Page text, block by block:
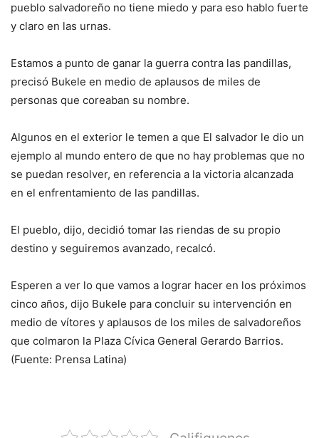
pueblo salvadoreño no tiene miedo y para eso hablo fuerte
y claro en las urnas.
Estamos a punto de ganar la guerra contra las pandillas,
precisó Bukele en medio de aplausos de miles de
personas que coreaban su nombre.
Algunos en el exterior le temen a que El salvador le dio un
ejemplo al mundo entero de que no hay problemas que no
se puedan resolver, en referencia a la victoria alcanzada
en el enfrentamiento de las pandillas.
El pueblo, dijo, decidió tomar las riendas de su propio
destino y seguiremos avanzado, recalcó.
Esperen a ver lo que vamos a lograr hacer en los próximos
cinco años, dijo Bukele para concluir su intervención en
medio de vítores y aplausos de los miles de salvadoreños
que colmaron la Plaza Cívica General Gerardo Barrios.
(Fuente: Prensa Latina)